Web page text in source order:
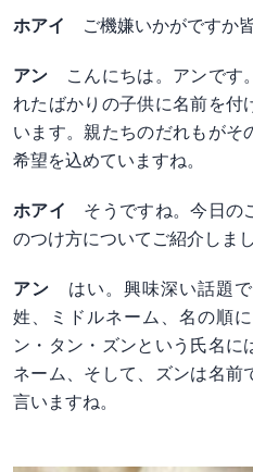
ホアイ ご機嫌いかがですか
アン
こんにちは。アンです
れたばかりの子供に名前を付
います。親たちのだれもがそ
希望を込めていますね。
ホアイ
そうですね。今日の
のつけ方についてご紹介しま
アン はい。興味深い話題
姓、ミドルネーム、名の順
ン・タン・ズンという氏名
ネーム、そして、ズンは名前
言いますね。